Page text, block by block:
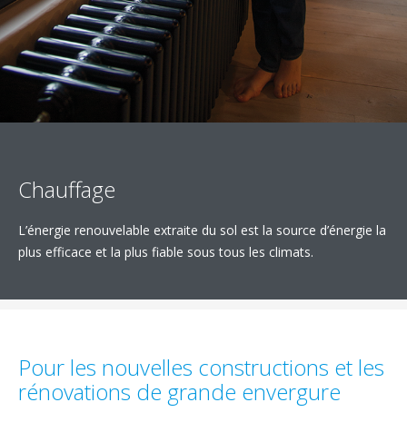
Chauffage
L’énergie renouvelable extraite du sol est la source d’énergie la
plus efficace et la plus fiable sous tous les climats.
Pour les nouvelles constructions et les
rénovations de grande envergure